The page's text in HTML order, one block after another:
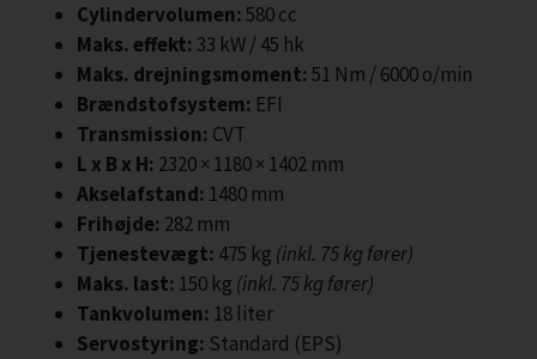
Cylindervolumen: 580 cc
Maks. effekt: 33 kW / 45 hk
Maks. drejningsmoment: 51 Nm / 6000 o/min
Brændstofsystem: EFI
Transmission: CVT
L x B x H: 2320 × 1180 × 1402 mm
Akselafstand: 1480 mm
Frihøjde: 282 mm
Tjenestevægt: 475 kg (inkl. 75 kg fører)
Maks. last: 150 kg (inkl. 75 kg fører)
Tankvolumen: 18 liter
Servostyring: Standard (EPS)